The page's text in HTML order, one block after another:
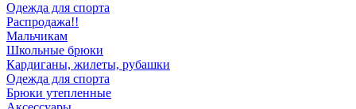
Одежда для спорта
Распродажа!!
Мальчикам
Школьные брюки
Кардиганы, жилеты, рубашки
Одежда для спорта
Брюки утепленные